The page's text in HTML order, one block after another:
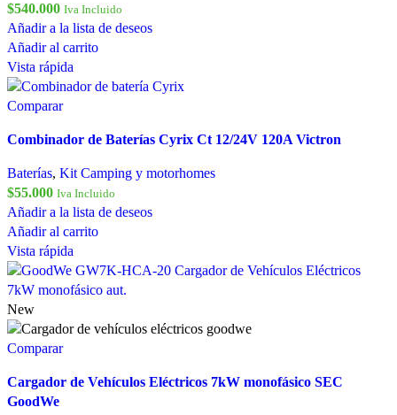
$540.000 Iva Incluido
Añadir a la lista de deseos
Añadir al carrito
Vista rápida
Comparar
Combinador de Baterías Cyrix Ct 12/24V 120A Victron
Baterías, Kit Camping y motorhomes
$55.000 Iva Incluido
Añadir a la lista de deseos
Añadir al carrito
Vista rápida
New
Comparar
Cargador de Vehículos Eléctricos 7kW monofásico SEC
GoodWe